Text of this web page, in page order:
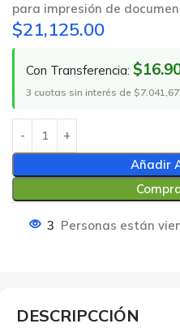
para impresión de
$21,125.00
Con Transferencia:
3 cuotas sin interés de $7.041,67
Añadir
3 Personas están
DESCRIPCCIÓN